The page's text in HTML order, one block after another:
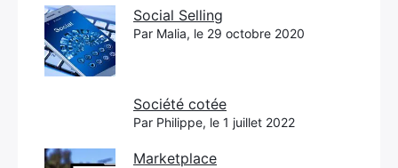
Social Selling
Par Malia, le 29 octobre 2020
Société cotée
Par Philippe, le 1 juillet 2022
Marketplace